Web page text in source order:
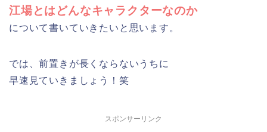
江場とはどんなキャラクターなのか
について書いていきたいと思います。
では、前置きが長くならないうちに
早速見ていきましょう！笑
スポンサーリンク